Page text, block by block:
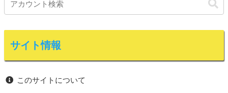
サイト情報
このサイトについて